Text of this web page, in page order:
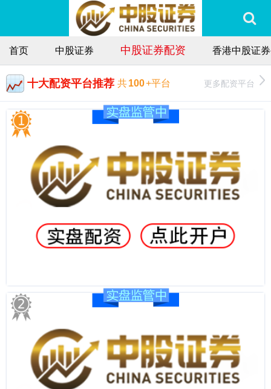
首页 中股证券 中股证券配资 香港中股证
十大配资平台推荐 共100+平台 更多配资平台